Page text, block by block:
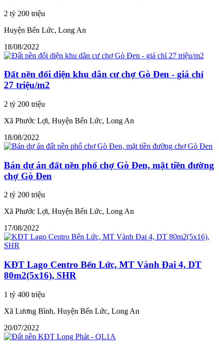
2 tỷ 200 triệu
Huyện Bến Lức, Long An
18/08/2022
Đất nền đối diện khu dân cư chợ Gò Đen - giá chỉ
27 triệu/m2
2 tỷ 200 triệu
Xã Phước Lợi, Huyện Bến Lức, Long An
18/08/2022
Bán dự án đất nền phố chợ Gò Đen, mặt tiền đường
chợ Gò Đen
2 tỷ 200 triệu
Xã Phước Lợi, Huyện Bến Lức, Long An
17/08/2022
KĐT Lago Centro Bến Lức, MT Vành Đai 4, DT
80m2(5x16), SHR
1 tỷ 400 triệu
Xã Lương Bình, Huyện Bến Lức, Long An
20/07/2022